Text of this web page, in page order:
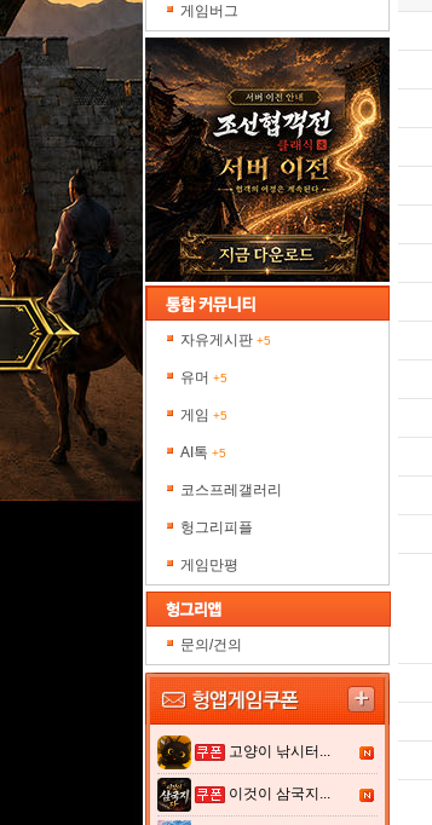
게임버그
자유게시판 +5
유머 +5
게임 +5
AI톡 +5
코스프레갤러리
헝그리피플
게임만평
문의/건의
고양이 낚시터...
이것이 삼국지...